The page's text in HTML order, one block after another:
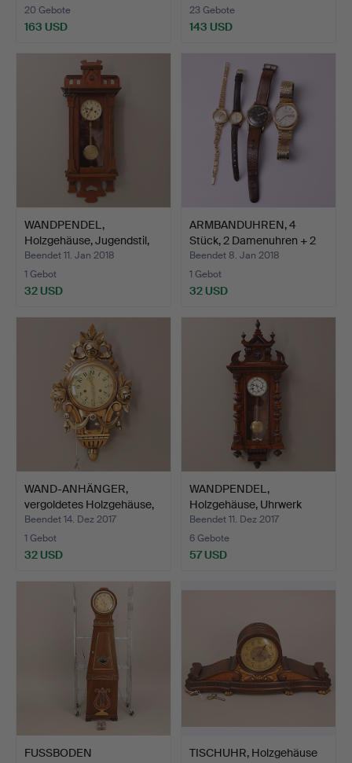
20 Gebote
163 USD
23 Gebote
143 USD
WANDPENDEL,
Holzgehäuse, Jugendstil,
frühe…
Beendet 11. Jan 2018
1 Gebot
32 USD
ARMBANDUHREN, 4
Stück, 2 Damenuhren + 2
He…
Beendet 8. Jan 2018
1 Gebot
32 USD
WAND-ANHÄNGER,
vergoldetes Holzgehäuse,
19…
Beendet 14. Dez 2017
1 Gebot
32 USD
WANDPENDEL,
Holzgehäuse, Uhrwerk
Junghans,…
Beendet 11. Dez 2017
6 Gebote
57 USD
FUSSBODEN
TISCHUHR, Holzgehäuse